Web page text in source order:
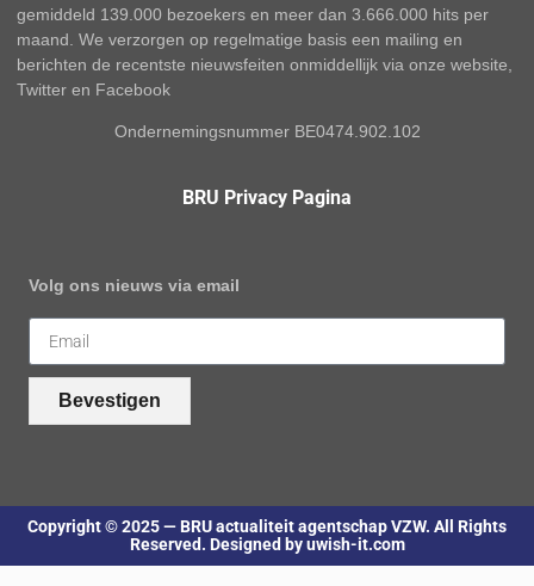
gemiddeld 139.000 bezoekers en meer dan 3.666.000 hits per
maand. We verzorgen op regelmatige basis een mailing en
berichten de recentste nieuwsfeiten onmiddellijk via onze website,
Twitter en Facebook
Ondernemingsnummer BE0474.902.102
BRU Privacy Pagina
Volg ons nieuws via email
Bevestigen
Copyright © 2025 — BRU actualiteit agentschap VZW. All Rights
Reserved. Designed by uwish-it.com